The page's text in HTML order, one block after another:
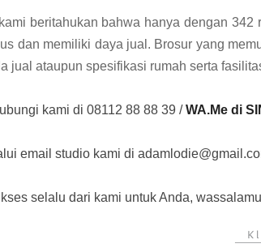
beritahukan bahwa hanya dengan
dan memiliki daya jual. Brosur yang
jual ataupun spesifikasi rumah serta
kami di 08112 88 88 39 /WA.Me di
email studio kami di
selalu dari kami untuk Anda,